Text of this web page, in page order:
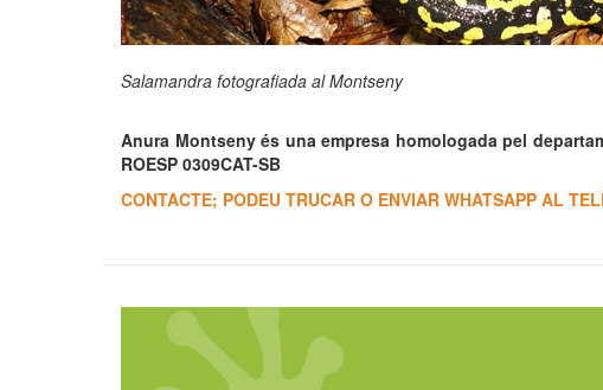
Salamandra fotografiada al Montseny
Anura Montseny és una empresa homologada pel
ROESP 0309CAT-SB
CONTACTE; PODEU TRUCAR O ENVIAR WHATSAPP AL